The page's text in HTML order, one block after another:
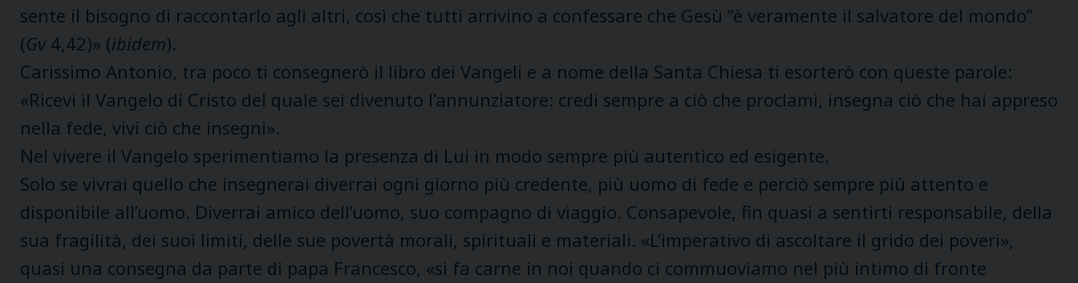
sente il bisogno di raccontarlo agli altri, così che tutti arrivino a confessare che Gesù “è veramente il salvatore del mondo”
(Gv4,42)» (ibidem).
Carissimo Antonio, tra poco ti consegnerò il libro dei Vangeli e a nome della Santa Chiesa ti esorterò con queste parole:
«Ricevi il Vangelo di Cristo del quale sei divenuto l’annunziatore: credi sempre a ciò che proclami, insegna ciò che hai appreso
nella fede, vivi ciò che insegni».
Nel vivere il Vangelo sperimentiamo la presenza di Lui in modo sempre più autentico ed esigente.
Solo se vivrai quello che insegnerai diverrai ogni giorno più credente, più uomo di fede e perciò sempre più attento e
disponibile all’uomo. Diverrai amico dell’uomo, suo compagno di viaggio. Consapevole, fin quasi a sentirti responsabile, della
sua fragilità, dei suoi limiti, delle sue povertà morali, spirituali e materiali. «L’imperativo di ascoltare il grido dei poveri»,
quasi una consegna da parte di papa Francesco, «si fa carne in noi quando ci commuoviamo nel più intimo di fronte